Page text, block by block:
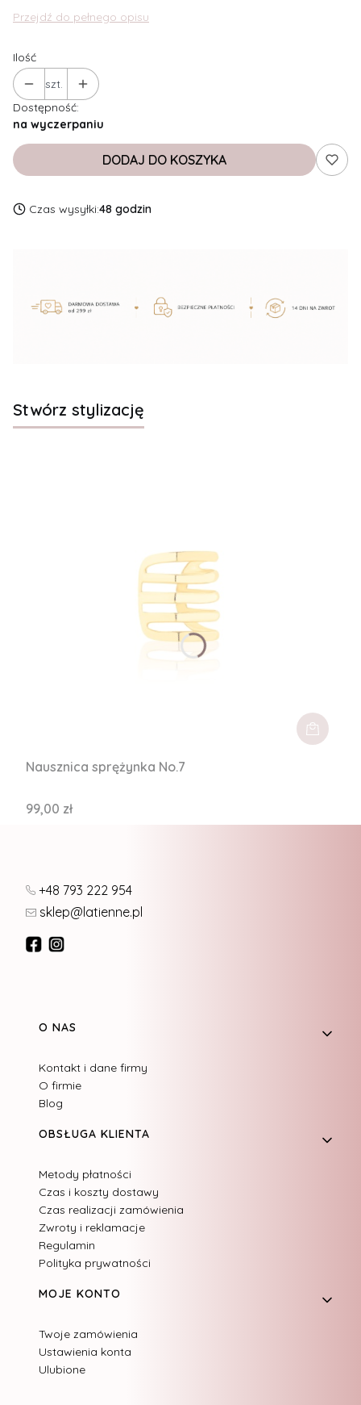
Przejdź do pełnego opisu
Ilość
szt.
Dostępność:
na wyczerpaniu
DODAJ DO KOSZYKA
Czas wysyłki:48 godzin
Stwórz stylizację
Nausznica sprężynka No.7
Cena
99,00 zł
+48 793 222 954
sklep@latienne.pl
Linki w stopce
O NAS
Kontakt i dane firmy
O firmie
Blog
OBSŁUGA KLIENTA
Metody płatności
Czas i koszty dostawy
Czas realizacji zamówienia
Zwroty i reklamacje
Regulamin
Polityka prywatności
MOJE KONTO
Twoje zamówienia
Ustawienia konta
Ulubione